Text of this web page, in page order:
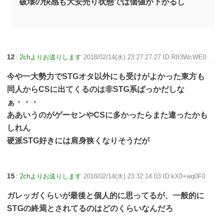
12 :2chよりお送りします 2018/02/14(水) 23:27:27.27 ID:RIf3WcWE0
今や一大勢力でSTGオタ以外にも受けがよかった東方も
同人からCSに出てくるのは非STG系ばっかだしな
ぁ・・・
ああいうのがゲーセンやCSに多かったらまた違ったかも
しれん
硬派STG好きには肩身狭くなりそうだが
15 :2chよりお送りします 2018/02/14(水) 23:32:14.03 ID:kX0+wq0F0
ガレッガくらいが最後と個人的に思ってるが、一般的に
STGの終焉とされてるのはどのくらいなんだろ